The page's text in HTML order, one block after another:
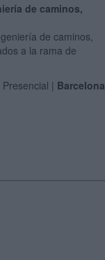
de caminos,
de caminos,
a la rama de
Presencial | Barcelona